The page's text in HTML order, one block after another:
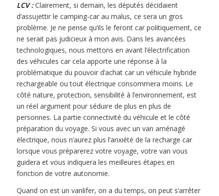
LCV :Clairement, si demain, les députés décidaient
d’assujettir le camping-car au malus, ce sera un gros
problème. Je ne pense qu’ils le feront car politiquement, ce
ne serait pas judicieux à mon avis. Dans les avancées
technologiques, nous mettons en avant l’électrification
des véhicules car cela apporte une réponse à la
problématique du pouvoir d’achat car un véhicule hybride
rechargeable ou tout électrique consommera moins. Le
côté nature, protection, sensibilité à l’environnement, est
un réel argument pour séduire de plus en plus de
personnes. La partie connectivité du véhicule et le côté
préparation du voyage. Si vous avec un van aménagé
électrique, nous n’aurez plus l’anxiété de la recharge car
lorsque vous préparerez votre voyage, votre van vous
guidera et vous indiquera les meilleures étapes en
fonction de votre autonomie.
Quand on est un vanlifer, on a du temps, on peut s’arrêter